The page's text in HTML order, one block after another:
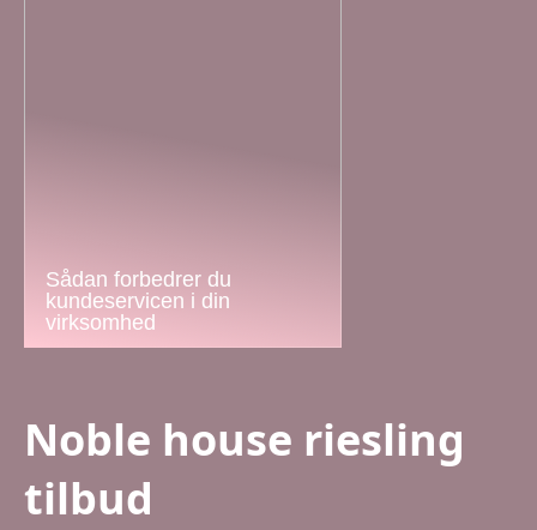
Sådan forbedrer du
kundeservicen i din
virksomhed
Noble house riesling
tilbud